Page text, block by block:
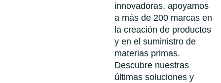
innovadoras, apoyamos
a más de 200 marcas en
la creación de productos
y en el suministro de
materias primas.
Descubre nuestras
últimas soluciones y